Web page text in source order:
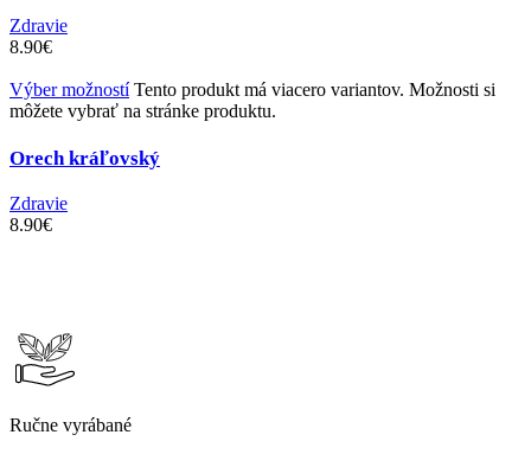
Zdravie
8.90€
Výber možností Tento produkt má viacero variantov. Možnosti si
môžete vybrať na stránke produktu.
Orech kráľovský
Zdravie
8.90€
Ručne vyrábané